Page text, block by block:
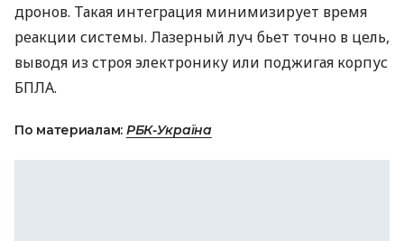
дронов. Такая интеграция минимизирует время
реакции системы. Лазерный луч бьет точно в цель,
выводя из строя электронику или поджигая корпус
БПЛА.
По материалам: РБК-Україна